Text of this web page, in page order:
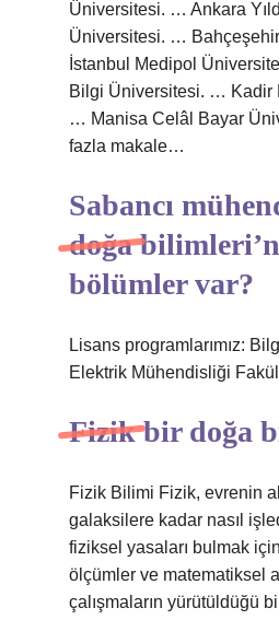
Üniversitesi. … Ankara
Üniversitesi. …
İstanbul Medipol
Bilgi Üniversitesi. … Kadir
… Manisa Celâl Bayar
fazla makale…
Sabancı
doğa
bölümler var?
Lisans programlarımız:
Elektrik Mühendisliği
Fizik bir doğa
Fizik Bilimi Fizik, evrenin
galaksilere kadar nasıl
fiziksel yasaları bulmak
ölçümler ve matematiksel
çalışmaların yürütüldüğü